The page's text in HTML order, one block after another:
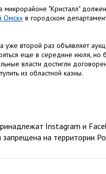
микрорайоне "Кристалл"
Омск» в городском
второй раз объявляет
еще в середине июля,
власти достигли
из областной казны.
Instagram и
запрещена на территории